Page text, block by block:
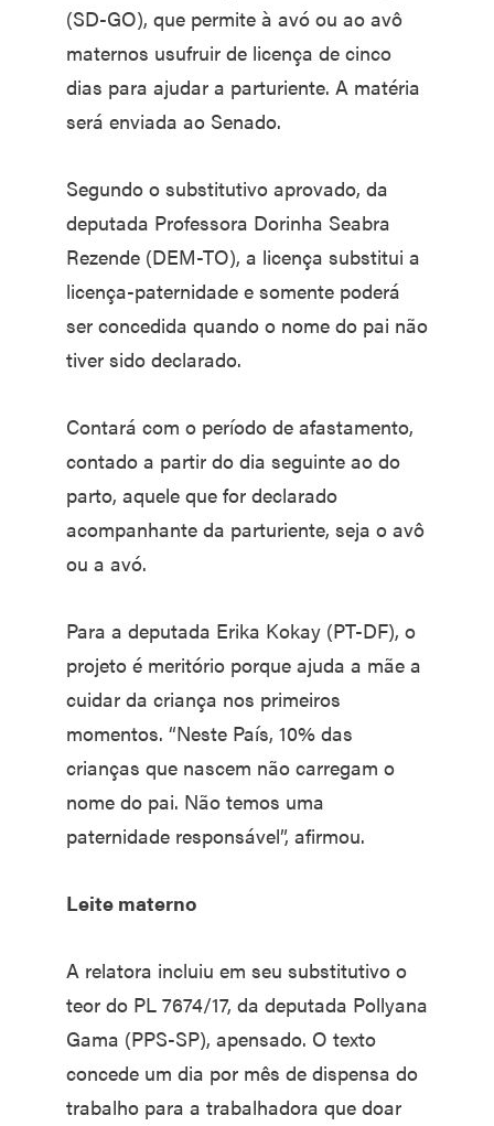
(SD-GO), que permite à avó ou ao avô
maternos usufruir de licença de cinco
dias para ajudar a parturiente. A matéria
será enviada ao Senado.
Segundo o substitutivo aprovado, da
deputada Professora Dorinha Seabra
Rezende (DEM-TO), a licença substitui a
licença-paternidade e somente poderá
ser concedida quando o nome do pai não
tiver sido declarado.
Contará com o período de afastamento,
contado a partir do dia seguinte ao do
parto, aquele que for declarado
acompanhante da parturiente, seja o avô
ou a avó.
Para a deputada Erika Kokay (PT-DF), o
projeto é meritório porque ajuda a mãe a
cuidar da criança nos primeiros
momentos. “Neste País, 10% das
crianças que nascem não carregam o
nome do pai. Não temos uma
paternidade responsável”, afirmou.
Leite materno
A relatora incluiu em seu substitutivo o
teor do PL 7674/17, da deputada Pollyana
Gama (PPS-SP), apensado. O texto
concede um dia por mês de dispensa do
trabalho para a trabalhadora que doar